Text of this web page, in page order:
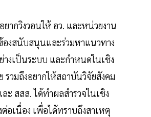
ยากวิงวอนให้ อว. และหน่วยงาน
องสนับสนุนและร่วมหาแนวทาง
างเป็นระบบ และกำหนดในเชิง
รวมถึงอยากให้สถาบันวิจัยสังคม
ะ สสส. ได้ทำผลสำรวจในเชิง
ต่อเนื่อง เพื่อได้ทราบถึงสาเหตุ